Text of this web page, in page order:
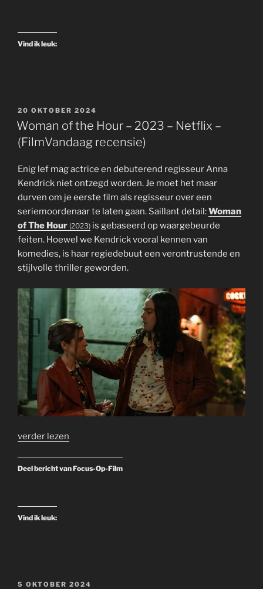
Vind ik leuk:
GEPLAATST
OP
20 OKTOBER 2024
Woman of the Hour – 2023 – Netflix –
(FilmVandaag recensie)
Enig lef mag actrice en debuterend regisseur Anna
Kendrick niet ontzegd worden. Je moet het maar
durven om je eerste film als regisseur over een
seriemoordenaar te laten gaan. Saillant detail:Woman
of The Hour (2023) is gebaseerd op waargebeurde
feiten. Hoewel we Kendrick vooral kennen van
komedies, is haar regiedebuut een verontrustende en
stijlvolle thriller geworden.
verder lezen
Deel bericht van Focus-Op-Film
Vind ik leuk:
GEPLAATST
5 OKTOBER 2024